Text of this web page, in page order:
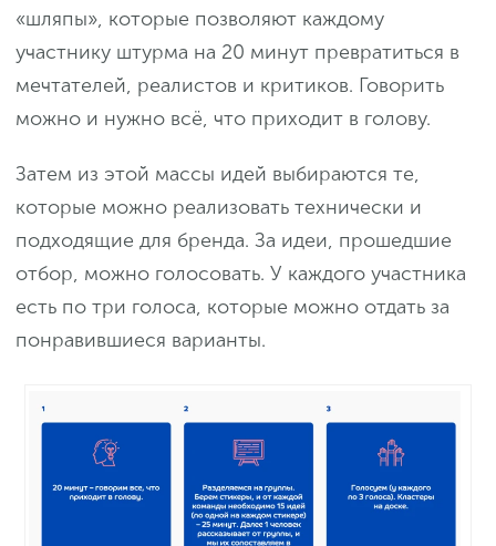
«шляпы», которые позволяют каждому
участнику штурма на 20 минут превратиться в
мечтателей, реалистов и критиков. Говорить
можно и нужно всё, что приходит в голову.
Затем из этой массы идей выбираются те,
которые можно реализовать технически и
подходящие для бренда. За идеи, прошедшие
отбор, можно голосовать. У каждого участника
есть по три голоса, которые можно отдать за
понравившиеся варианты.